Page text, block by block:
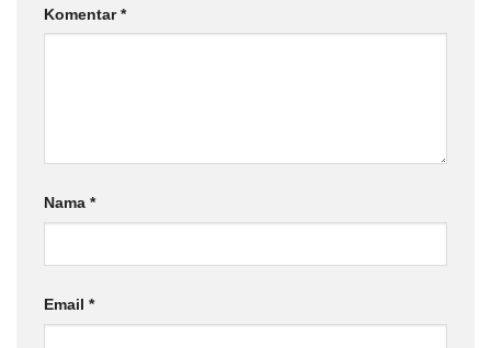
Komentar*
Nama *
Email *